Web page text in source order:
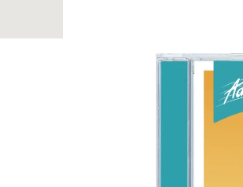
Bildergalerie überspringen